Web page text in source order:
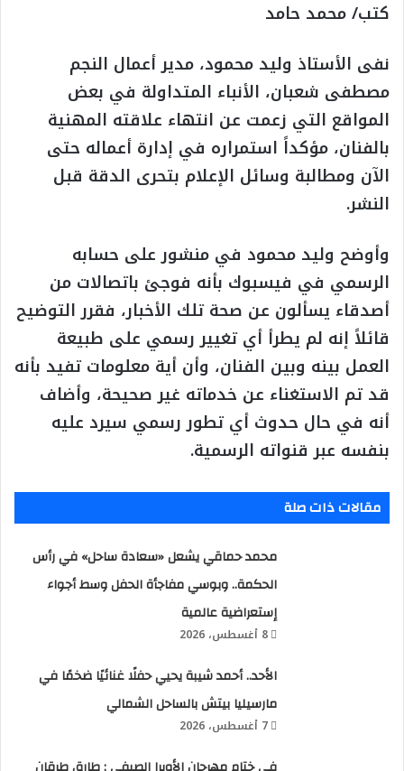
كتب/ محمد حامد
نفى الأستاذ وليد محمود، مدير أعمال النجم
مصطفى شعبان، الأنباء المتداولة في بعض
المواقع التي زعمت عن انتهاء علاقته المهنية
بالفنان، مؤكداً استمراره في إدارة أعماله حتى
الآن ومطالبة وسائل الإعلام بتحرى الدقة قبل
النشر.
وأوضح وليد محمود في منشور على حسابه
الرسمي في فيسبوك بأنه فوجئ باتصالات من
أصدقاء يسألون عن صحة تلك الأخبار، فقرر التوضيح
قائلاً إنه لم يطرأ أي تغيير رسمي على طبيعة
العمل بينه وبين الفنان، وأن أية معلومات تفيد بأنه
قد تم الاستغناء عن خدماته غير صحيحة، وأضاف
أنه في حال حدوث أي تطور رسمي سيرد عليه
بنفسه عبر قنواته الرسمية.
مقالات ذات صلة
محمد حماقي يشعل «سعادة ساحل» في رأس
الحكمة.. وبوسي مفاجأة الحفل وسط أجواء
إستعراضية عالمية
8 أغسطس، 2026
الأحد.. أحمد شيبة يحيي حفلًا غنائيًا ضخمًا في
مارسيليا بيتش بالساحل الشمالي
7 أغسطس، 2026